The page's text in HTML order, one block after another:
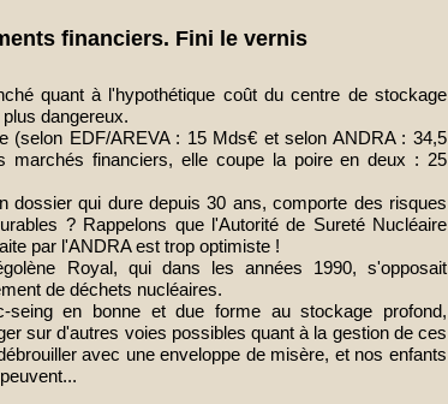
financiers. Fini le vernis
quant à l'hypothétique coût du centre de stockage
dangereux.
(selon EDF/AREVA : 15 Mds€ et selon ANDRA : 34,5
marchés financiers, elle coupe la poire en deux : 25
dossier qui dure depuis 30 ans, comporte des risques
? Rappelons que l'Autorité de Sureté Nucléaire
par l'ANDRA est trop optimiste !
Royal, qui dans les années 1990, s'opposait
de déchets nucléaires.
seing en bonne et due forme au stockage profond,
sur d'autres voies possibles quant à la gestion de ces
avec une enveloppe de misère, et nos enfants
...